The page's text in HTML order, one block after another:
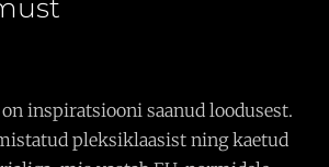
inspiratsiooni saanud loodusest.
pleksiklaasist ning kaetud